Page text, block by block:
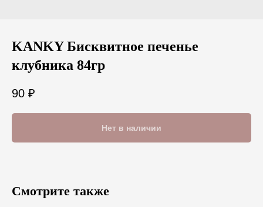
KANKY Бисквитное печенье
клубника 84гр
90 ₽
Нет в наличии
Смотрите также